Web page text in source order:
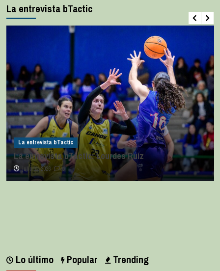
La entrevista bTactic
La entrevista bTactic
La entrevista bTactic: Lourdes Ruiz
julio 11, 2026 0
Lo último Popular Trending